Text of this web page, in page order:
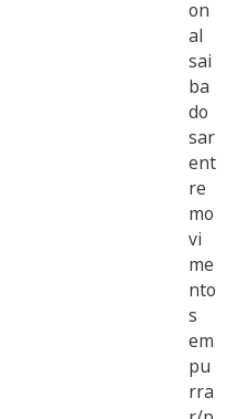
on
al
sai
ba
do
sar
ent
re
mo
vi
me
nto
s
em
pu
rra